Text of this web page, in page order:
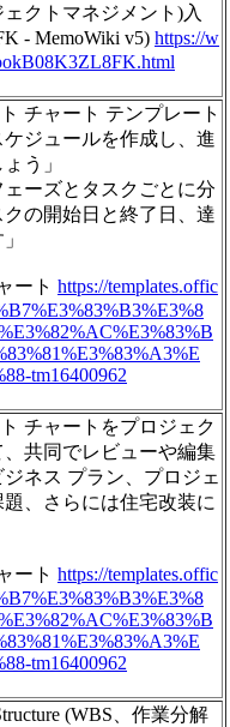
クトマネジメント)入
- MemoWiki v5) https://w
チャート テンプレート
ジュールを作成し、進
う」
ェーズとタスクごとに分
の開始日と終了日、達
ート https://templates.offic
tm16400962
ト チャートをプロジェク
、共同でレビューや編集
ネス プラン、プロジェ
、さらには住宅改装に
ート https://templates.offic
tm16400962
(WBS、作業分解